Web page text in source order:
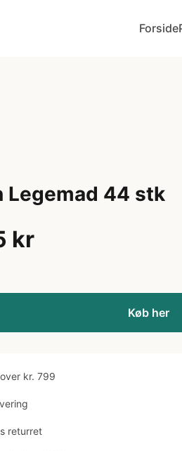
Forside
Legemad 44 stk
kr
Køb her
kr. 799
returret